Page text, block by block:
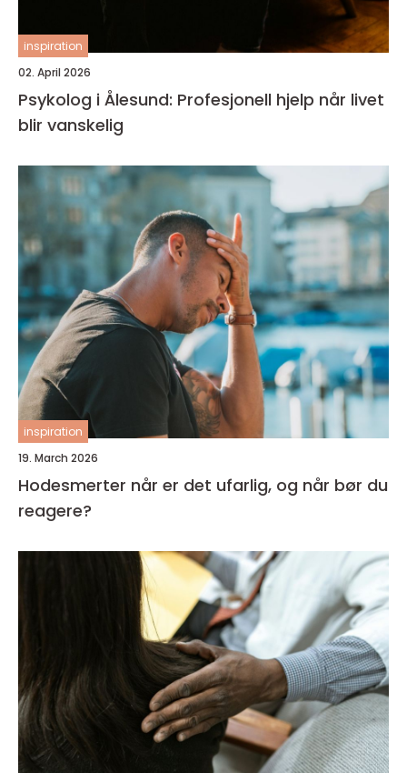
inspiration
02. April 2026
Psykolog i Ålesund: Profesjonell hjelp når livet
blir vanskelig
inspiration
19. March 2026
Hodesmerter når er det ufarlig, og når bør du
reagere?